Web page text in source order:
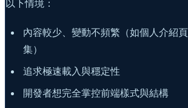
以下情境：
內容較少、變動不頻繁（如個人介紹
集）
追求極速載入與穩定性
開發者想完全掌控前端樣式與結構